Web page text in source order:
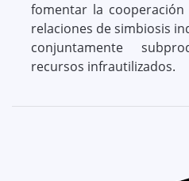
fomentar la
relaciones de simbiosis
conjuntamente
recursos infrautilizados.